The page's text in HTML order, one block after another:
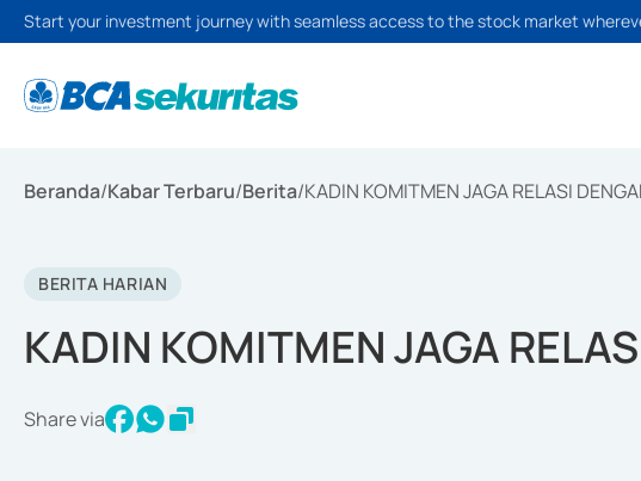
Start your investment journey with seamless access to the stock market
Beranda/Kabar Terbaru/Berita/KADIN KOMITMEN JAGA RELASI
BERITA HARIAN
KADIN KOMITMEN JAGA
Share via